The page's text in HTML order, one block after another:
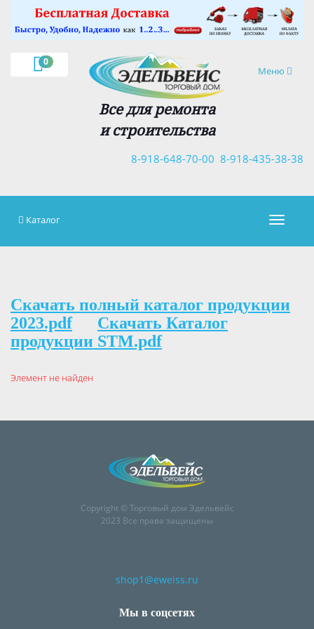
0
Навигация
Меню
Все для ремонта
и строительства
8-918-435-38-38
8-918-648-70-00
×
Каталог
Скачать полный каталог продукции
2023.pdf
Скачать Каталог
продукции STM.pdf
Элемент не найден
Copyright © Торговый дом Эдельвейс
2023 Все права защищены
shop1@eweiss.ru
Мы в соцсетях